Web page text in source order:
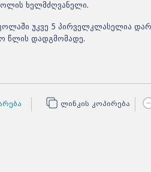
ხელმძღვანელი.
უკვე 5 პირველკლასელია
წლის დადგმომადე.
ლინკის კოპირება